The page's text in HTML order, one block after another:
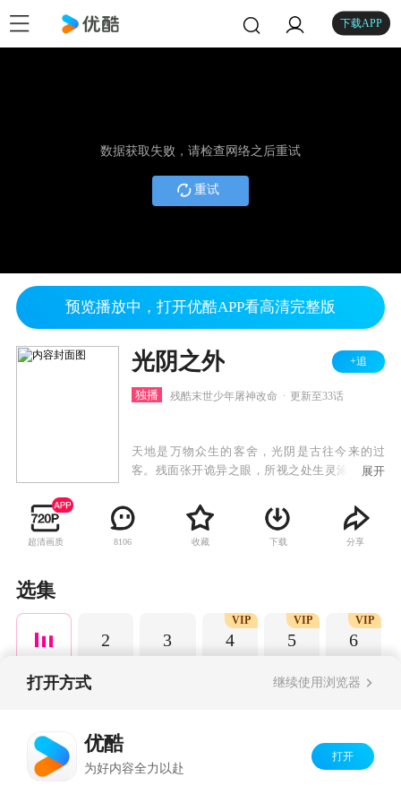
下载APP
数据获取失败，请检查网络之后重试
重试
预览播放中，打开优酷APP看高清完整版
光阴之外 +追
独播 残酷末世少年屠神改命 更新至33话
天地是万物众生的客舍，光阴是古往今来的过
客。残面张开诡异之眼，所视之处生灵涂炭，化
许青为生存狠辣前行。
展开
超清画质 8106 收藏 下载 分享
选集
2 3 4
VIP
5
VIP
6
VIP
打开方式 继续使用浏览器
优酷
为好内容全力以赴
打开